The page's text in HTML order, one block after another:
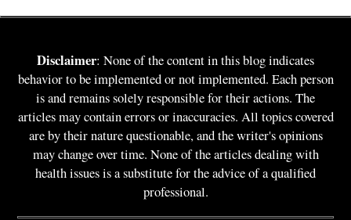
Disclaimer: None of the content in this blog indicates
behavior to be implemented or not implemented. Each person
is and remains solely responsible for their actions. The
articles may contain errors or inaccuracies. All topics covered
are by their nature questionable, and the writer's opinions
may change over time. None of the articles dealing with
health issues is a substitute for the advice of a qualified
professional.